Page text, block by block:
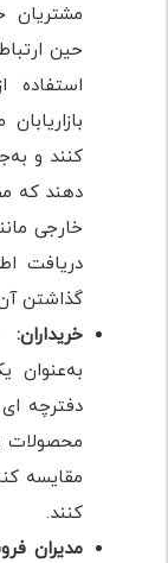
مشتریان
حین
کنند و
دهند که
خارجی
دریافت
گذاشتن آن
خریداران:
به‌عنوان
دفترچه
محصولات
مقایسه
کنند.
مدیران